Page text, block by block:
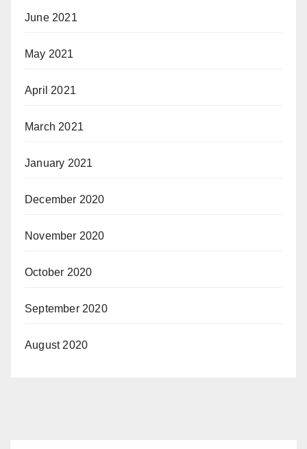
June 2021
May 2021
April 2021
March 2021
January 2021
December 2020
November 2020
October 2020
September 2020
August 2020